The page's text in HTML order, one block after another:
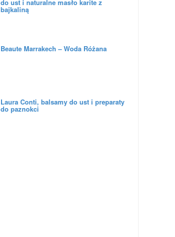
do ust i naturalne masło karite z
bajkaliną
Beaute Marrakech – Woda Różana
Laura Conti, balsamy do ust i preparaty
do paznokci